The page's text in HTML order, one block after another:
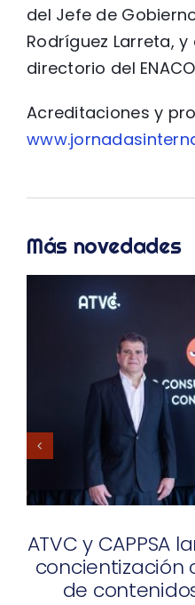
del Jefe de
Rodríguez Larreta,
directorio del
Acreditaciones y
Más novedades
ATVC y CAPPSA
concientización
de